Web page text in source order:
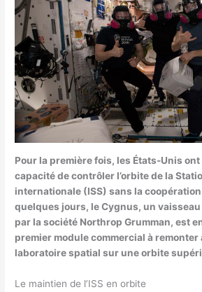
Pour la première fois, les États-Unis
capacité de contrôler l’orbite de la
internationale (ISS) sans la coopération
quelques jours, le Cygnus, un
par la société Northrop Grumman, est
premier module commercial à remonter
laboratoire spatial sur une orbite
Le maintien de l’ISS en orbite